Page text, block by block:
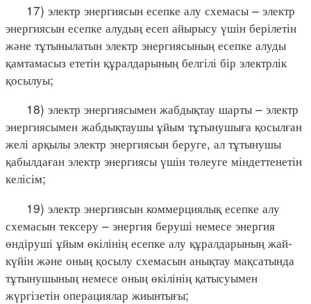
17) электр энергиясын есепке алу схемасы – электр
энергиясын есепке алудың есеп айырысу үшін берілетін
және тұтынылатын электр энергиясының есепке алуды
қамтамасыз ететін құралдарының белгілі бір электрлік
қосылуы;
18) электр энергиясымен жабдықтау шарты – электр
энергиясымен жабдықтаушы ұйым тұтынушыға қосылған
желі арқылы электр энергиясын беруге, ал тұтынушы
қабылдаған электр энергиясы үшін төлеуге міндеттенетін
келісім;
19) электр энергиясын коммерциялық есепке алу
схемасын тексеру – энергия беруші немесе энергия
өндіруші ұйым өкілінің есепке алу құралдарының жай-
күйін және оның қосылу схемасын анықтау мақсатында
тұтынушының немесе оның өкілінің қатысуымен
жүргізетін операциялар жиынтығы;